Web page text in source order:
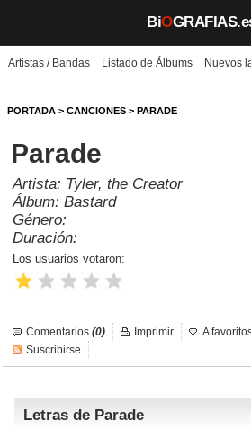
BiO
Biografías
Películas
TV
Música
Un día como hoy
Noticias
Iniciar sesión
Artistas / Bandas Listado de Álbums Nuevos
PORTADA > CANCIONES > PARADE
Parade
Artista: Tyler, the Creator
Álbum: Bastard
Género:
Duración:
Los usuarios votaron:
Comentarios (0) Imprimir
A
Suscribirse
Letras de Parade